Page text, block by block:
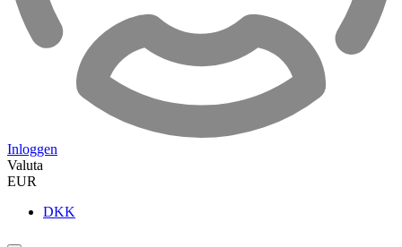
Inloggen
Valuta
EUR
DKK